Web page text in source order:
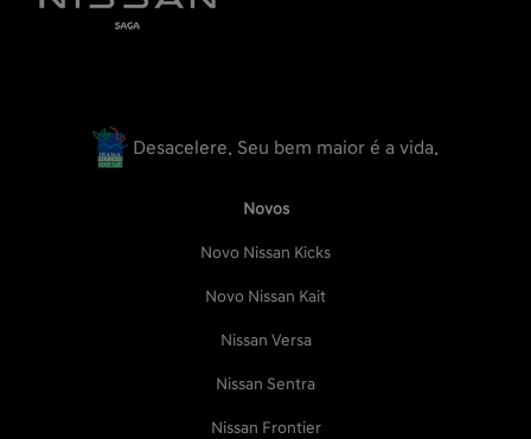
Desacelere. Seu bem maior é a vida.
Novos
Novo Nissan Kicks
Novo Nissan Kait
Nissan Versa
Nissan Sentra
Nissan Frontier